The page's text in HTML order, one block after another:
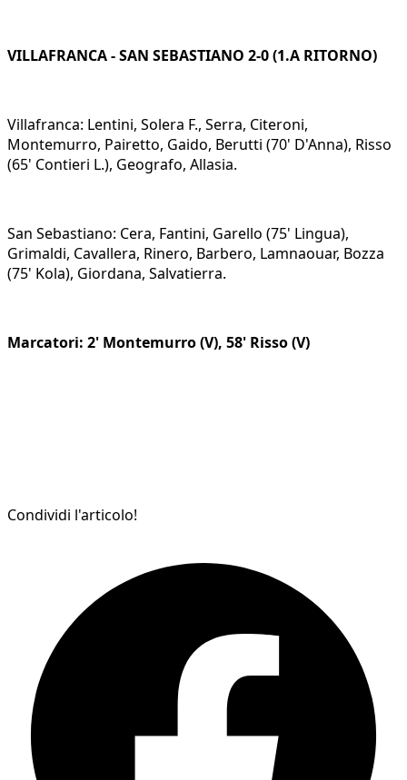
VILLAFRANCA - SAN SEBASTIANO 2-0 (1.A RITORNO)
Villafranca: Lentini, Solera F., Serra, Citeroni,
Montemurro, Pairetto, Gaido, Berutti (70' D'Anna), Risso
(65' Contieri L.), Geografo, Allasia.
San Sebastiano: Cera, Fantini, Garello (75' Lingua),
Grimaldi, Cavallera, Rinero, Barbero, Lamnaouar, Bozza
(75' Kola), Giordana, Salvatierra.
Marcatori: 2' Montemurro (V), 58' Risso (V)
Condividi l'articolo!